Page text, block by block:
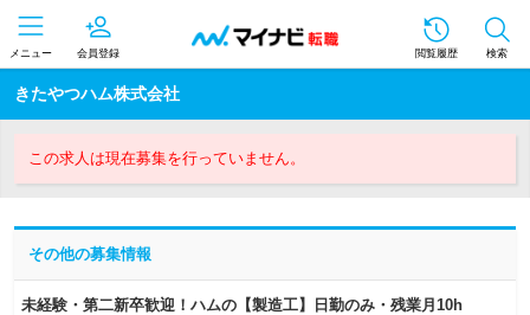
メニュー 会員登録 閲覧履歴 検索
きたやつハム株式会社
この求人は現在募集を行っていません。
その他の募集情報
未経験・第二新卒歓迎！ハムの【製造工】日勤のみ・残業月10h